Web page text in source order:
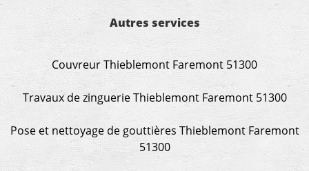
Autres services
Couvreur Thieblemont Faremont 51300
Travaux de zinguerie Thieblemont Faremont 51300
Pose et nettoyage de gouttières Thieblemont Faremont
51300